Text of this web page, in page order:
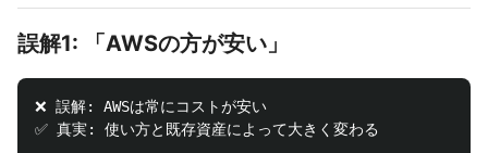
誤解1: 「AWSの方が安い」
❌ 誤解: AWSは常にコストが安い
✅ 真実: 使い方と既存資産によって大きく変わる